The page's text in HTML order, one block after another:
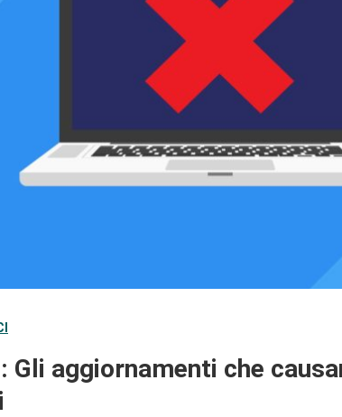
Gli aggiornamenti che